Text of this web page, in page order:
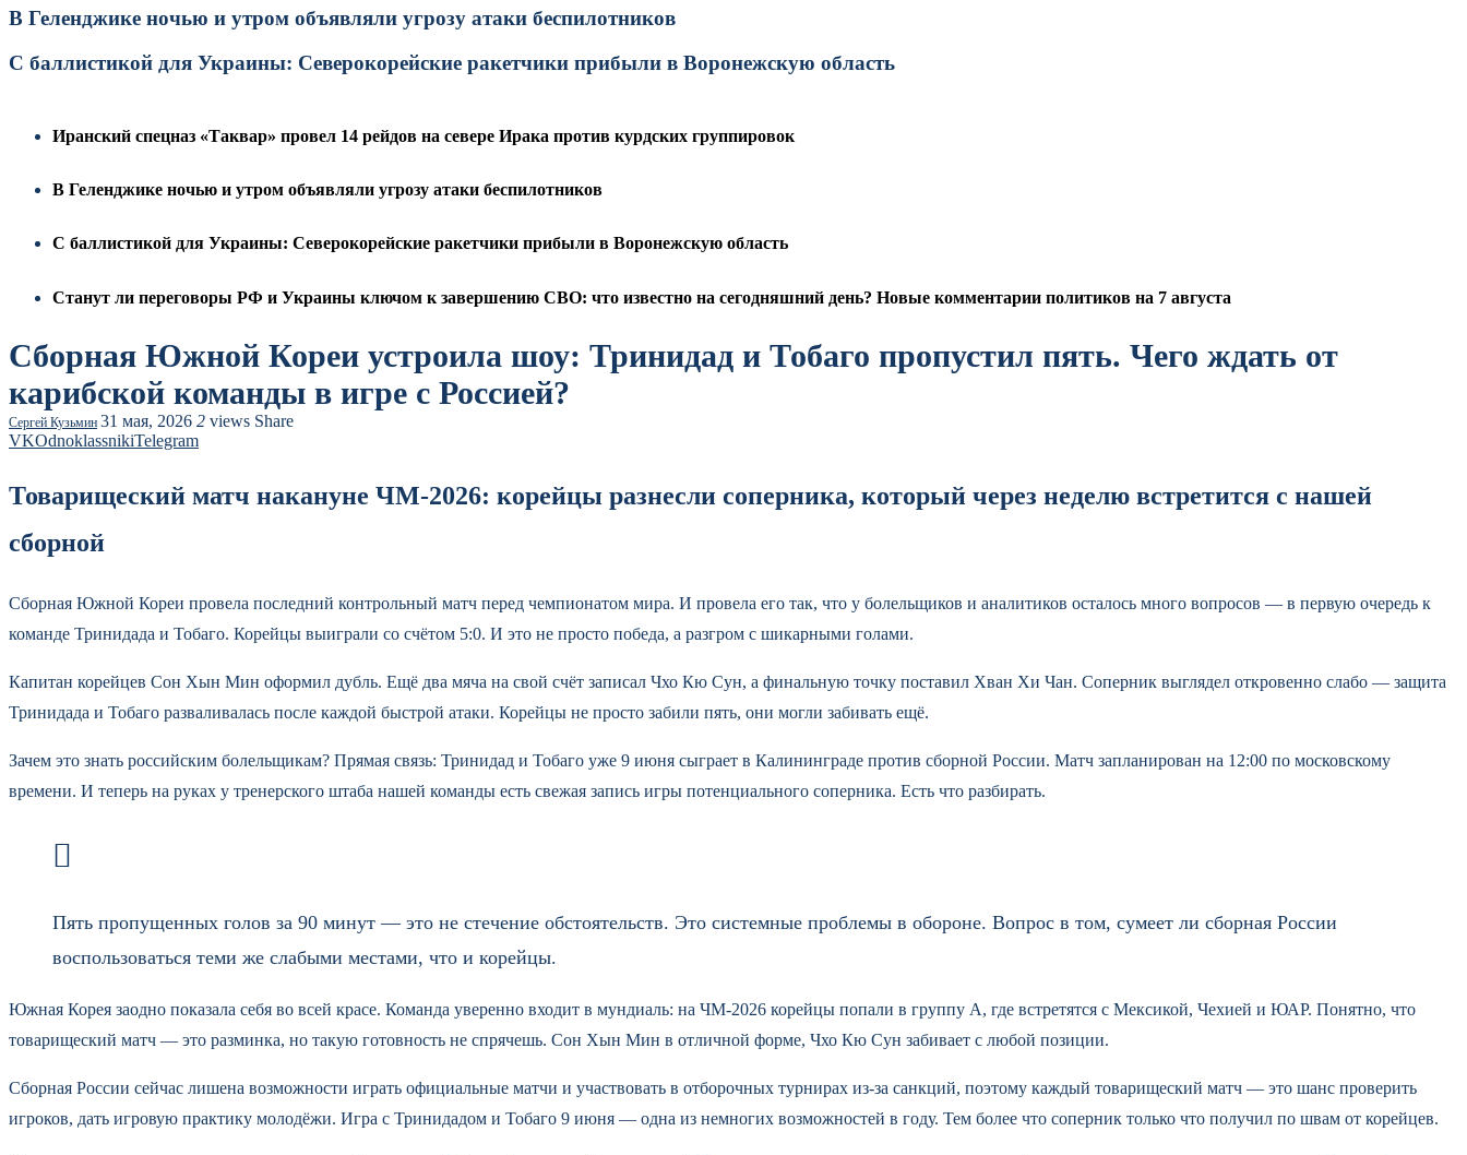
В Геленджике ночью и утром объявляли угрозу атаки беспилотников
С баллистикой для Украины: Северокорейские ракетчики прибыли в Воронежскую область
Иранский спецназ «Таквар» провел 14 рейдов на севере Ирака против курдских группировок
В Геленджике ночью и утром объявляли угрозу атаки беспилотников
С баллистикой для Украины: Северокорейские ракетчики прибыли в Воронежскую область
Станут ли переговоры РФ и Украины ключом к завершению СВО: что известно на сегодняшний день? Новые комментарии политиков на 7 августа
Сборная Южной Кореи устроила шоу: Тринидад и Тобаго пропустил пять. Чего ждать от
карибской команды в игре с Россией?
Сергей Кузьмин 31 мая, 2026 2 views Share
VKOdnoklassnikiTelegram
Товарищеский матч накануне ЧМ-2026: корейцы разнесли соперника, который через неделю встретится с нашей
сборной
Сборная Южной Кореи провела последний контрольный матч перед чемпионатом мира. И провела его так, что у болельщиков и аналитиков осталось много вопросов — в первую очередь к
команде Тринидада и Тобаго. Корейцы выиграли со счётом 5:0. И это не просто победа, а разгром с шикарными голами.
Капитан корейцев Сон Хын Мин оформил дубль. Ещё два мяча на свой счёт записал Чхо Кю Сун, а финальную точку поставил Хван Хи Чан. Соперник выглядел откровенно слабо — защита
Тринидада и Тобаго разваливалась после каждой быстрой атаки. Корейцы не просто забили пять, они могли забивать ещё.
Зачем это знать российским болельщикам? Прямая связь: Тринидад и Тобаго уже 9 июня сыграет в Калининграде против сборной России. Матч запланирован на 12:00 по московскому
времени. И теперь на руках у тренерского штаба нашей команды есть свежая запись игры потенциального соперника. Есть что разбирать.
Пять пропущенных голов за 90 минут — это не стечение обстоятельств. Это системные проблемы в обороне. Вопрос в том, сумеет ли сборная России
воспользоваться теми же слабыми местами, что и корейцы.
Южная Корея заодно показала себя во всей красе. Команда уверенно входит в мундиаль: на ЧМ-2026 корейцы попали в группу A, где встретятся с Мексикой, Чехией и ЮАР. Понятно, что
товарищеский матч — это разминка, но такую готовность не спрячешь. Сон Хын Мин в отличной форме, Чхо Кю Сун забивает с любой позиции.
Сборная России сейчас лишена возможности играть официальные матчи и участвовать в отборочных турнирах из-за санкций, поэтому каждый товарищеский матч — это шанс проверить
игроков, дать игровую практику молодёжи. Игра с Тринидадом и Тобаго 9 июня — одна из немногих возможностей в году. Тем более что соперник только что получил по швам от корейцев.